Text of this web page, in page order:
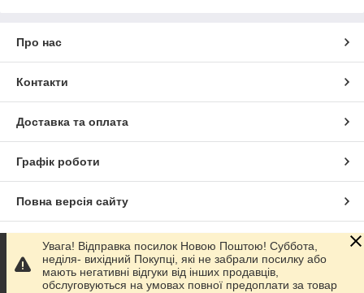
Про нас
Контакти
Доставка та оплата
Графік роботи
Повна версія сайту
Сайт створено на маркетплейсіProm.ua
Політика конфіденційності
Увага! Відправка посилок Новою Поштою! Суббота,
неділя- вихідний Покупці, які не забрали посилку або
мають негативні відгуки від інших продавців,
обслуговуються на умовах повної предоплати за товар